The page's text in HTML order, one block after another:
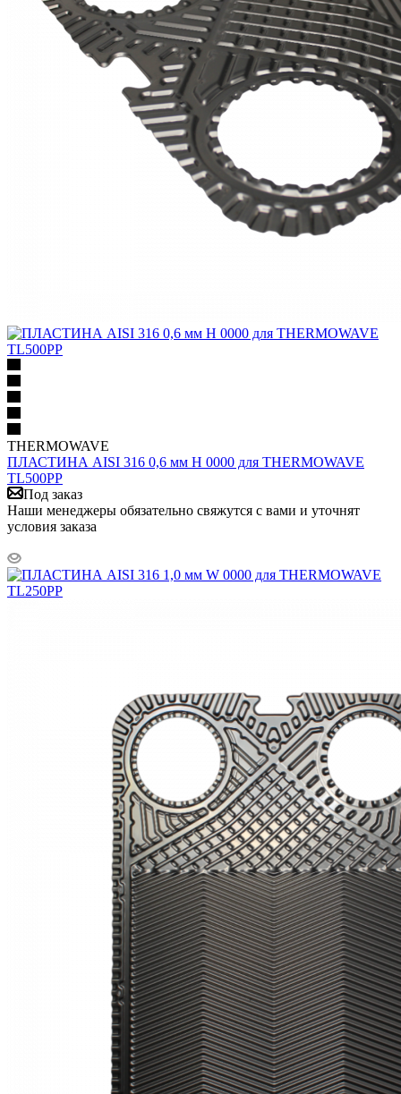
THERMOWAVE
ПЛАСТИНА AISI 316 0,6 мм H 0000 для THERMOWAVE
TL500PP
Под заказ
Наши менеджеры обязательно свяжутся с вами и уточнят
условия заказа